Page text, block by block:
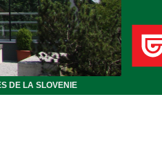
DE LA SLOVENIE